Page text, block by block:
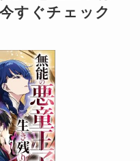
すぐチェック